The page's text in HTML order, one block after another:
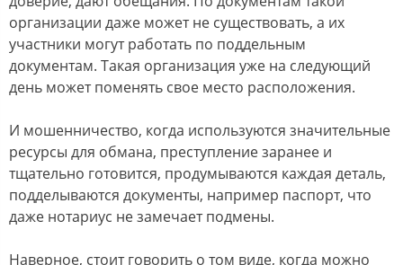
организации даже может не существовать, а их
участники могут работать по поддельным
документам. Такая организация уже на следующий
день может поменять свое место расположения.
И мошенничество, когда используются значительные
ресурсы для обмана, преступление заранее и
тщательно готовится, продумываются каждая деталь,
подделываются документы, например паспорт, что
даже нотариус не замечает подмены.
Наверное, стоит говорить о том виде, когда можно